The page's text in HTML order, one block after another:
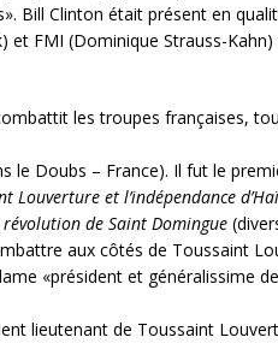
Bill Clinton était présent en
et FMI (Dominique Strauss-
les troupes françaises,
le Doubs – France). Il fut le
Louverture et l’indépendance
de Saint Domingue
aux côtés de Toussaint
«président et généralissime
lieutenant de Toussaint